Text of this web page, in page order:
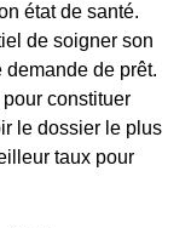
état de santé.
de soigner son
de prêt.
constituer
le dossier le plus
taux pour